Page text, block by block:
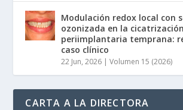
Modulación redox local con
ozonizada en la cicatrización
periimplantaria temprana:
caso clínico
22 Jun, 2026 |Volumen 15 (2026)
CARTA A LA DIRECTORA